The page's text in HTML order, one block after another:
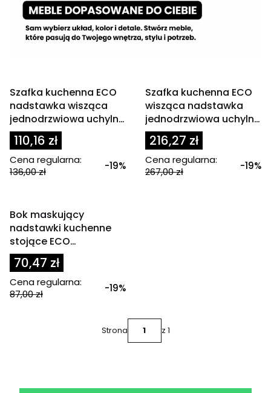
Szafka kuchenna ECO
nadstawka wisząca
jednodrzwiowa uchylna
głęboka 45 cm
110,16 zł
Cena regularna:
136,00 zł
-19%
Szafka kuchenna ECO
wisząca nadstawka
jednodrzwiowa uchylna
60 cm
216,27 zł
Cena regularna:
267,00 zł
-19%
Bok maskujący
nadstawki kuchenne
stojące ECO
maskownica 58x36 cm
70,47 zł
Cena regularna:
87,00 zł
-19%
Strona z 1